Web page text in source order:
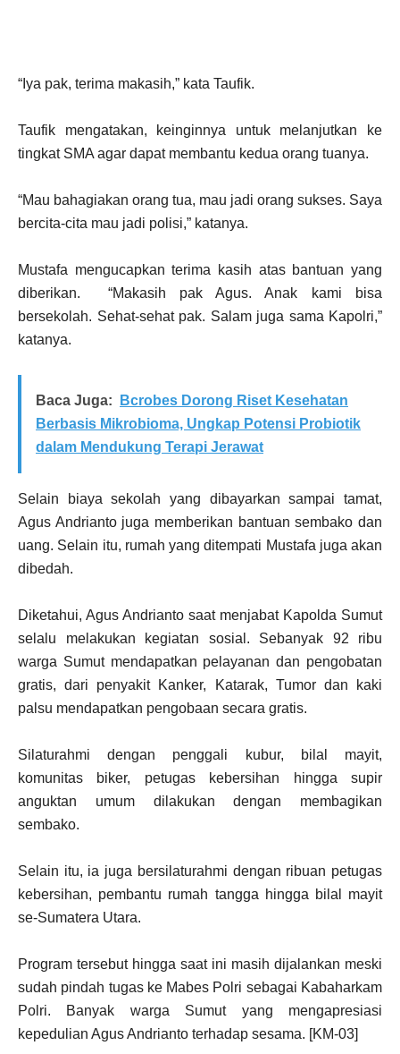
“Iya pak, terima makasih,” kata Taufik.
Taufik mengatakan, keinginnya untuk melanjutkan ke
tingkat SMA agar dapat membantu kedua orang tuanya.
“Mau bahagiakan orang tua, mau jadi orang sukses. Saya
bercita-cita mau jadi polisi,” katanya.
Mustafa mengucapkan terima kasih atas bantuan yang
diberikan. “Makasih pak Agus. Anak kami bisa
bersekolah. Sehat-sehat pak. Salam juga sama Kapolri,”
katanya.
Baca Juga:
Bcrobes Dorong Riset Kesehatan
Berbasis Mikrobioma, Ungkap Potensi Probiotik
dalam Mendukung Terapi Jerawat
Selain biaya sekolah yang dibayarkan sampai tamat,
Agus Andrianto juga memberikan bantuan sembako dan
uang. Selain itu, rumah yang ditempati Mustafa juga akan
dibedah.
Diketahui, Agus Andrianto saat menjabat Kapolda Sumut
selalu melakukan kegiatan sosial. Sebanyak 92 ribu
warga Sumut mendapatkan pelayanan dan pengobatan
gratis, dari penyakit Kanker, Katarak, Tumor dan kaki
palsu mendapatkan pengobaan secara gratis.
Silaturahmi dengan penggali kubur, bilal mayit,
komunitas biker, petugas kebersihan hingga supir
anguktan umum dilakukan dengan membagikan
sembako.
Selain itu, ia juga bersilaturahmi dengan ribuan petugas
kebersihan, pembantu rumah tangga hingga bilal mayit
se-Sumatera Utara.
Program tersebut hingga saat ini masih dijalankan meski
sudah pindah tugas ke Mabes Polri sebagai Kabaharkam
Polri. Banyak warga Sumut yang mengapresiasi
kepedulian Agus Andrianto terhadap sesama. [KM-03]